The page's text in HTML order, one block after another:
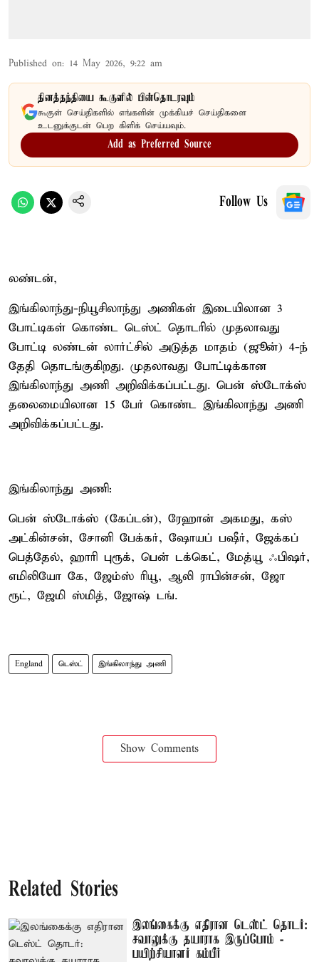
Published on: 14 May 2026, 9:22 am
தினத்தந்தியை கூகுளில் பின்தொடரவும்
கூகுள் செய்திகளில் எங்களின் முக்கியச் செய்திகளை
உடனுக்குடன் பெற கிளிக் செய்யவும்.
Add as Preferred Source
Follow Us
லண்டன்,
இங்கிலாந்து-நியூசிலாந்து அணிகள் இடையிலான 3
போட்டிகள் கொண்ட டெஸ்ட் தொடரில் முதலாவது
போட்டி லண்டன் லார்ட்சில் அடுத்த மாதம் (ஜூன்) 4-ந்
தேதி தொடங்குகிறது. முதலாவது போட்டிக்கான
இங்கிலாந்து அணி அறிவிக்கப்பட்டது. பென் ஸ்டோக்ஸ்
தலைமையிலான 15 பேர் கொண்ட இங்கிலாந்து அணி
அறிவிக்கப்பட்டது.
இங்கிலாந்து அணி:
பென் ஸ்டோக்ஸ் (கேப்டன்), ரேஹான் அகமது, கஸ்
அட்கின்சன், சோனி பேக்கர், ஷோயப் பஷீர், ஜேக்கப்
பெத்தேல், ஹாரி புரூக், பென் டக்கெட், மேத்யூ ஃபிஷர்,
எமிலியோ கே, ஜேம்ஸ் ரியூ, ஆலி ராபின்சன், ஜோ
ரூட், ஜேமி ஸ்மித், ஜோஷ் டங்.
England டெஸ்ட் இங்கிலாந்து அணி
Show Comments
Related Stories
இலங்கைக்கு எதிரான டெஸ்ட் தொடர்:
சவாலுக்கு தயாராக இருப்போம் -
பயிற்சியாளர் கம்பீர்